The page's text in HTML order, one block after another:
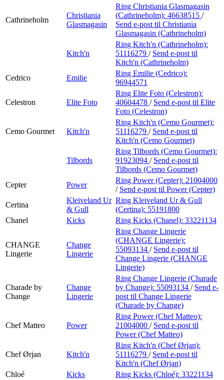
Cathrineholm
Christiania
Glasmagasin
Ring Christiania Glasmagasin
(Cathrineholm): 46638515 /
Send e-post til Christiania
Glasmagasin (Cathrineholm)
Kitch'n
Ring Kitch'n (Cathrineholm):
51116279 / Send e-post til
Kitch'n (Cathrineholm)
Cedrico
Emilie
Ring Emilie (Cedrico):
96944571
Celestron Elite Foto
Ring Elite Foto (Celestron):
40604478 / Send e-post til Elite
Foto (Celestron)
Cemo Gourmet Kitch'n
Ring Kitch'n (Cemo Gourmet):
51116279 / Send e-post til
Kitch'n (Cemo Gourmet)
Tilbords
Ring Tilbords (Cemo Gourmet):
91923094 / Send e-post til
Tilbords (Cemo Gourmet)
Cepter
Power
Ring Power (Cepter): 21004000
/ Send e-post til Power (Cepter)
Certina
Kleiveland Ur
& Gull
Ring Kleiveland Ur & Gull
(Certina): 55191800
Chanel
Kicks Ring Kicks (Chanel): 33221134
CHANGE
Lingerie
Change
Lingerie
Ring Change Lingerie
(CHANGE Lingerie):
55093134 / Send e-post til
Change Lingerie (CHANGE
Lingerie)
Charade by
Change
Change
Lingerie
Ring Change Lingerie (Charade
by Change): 55093134 / Send e-
post til Change Lingerie
(Charade by Change)
Chef Matteo Power
Ring Power (Chef Matteo):
21004000 / Send e-post til
Power (Chef Matteo)
Chef Ørjan Kitch'n
Ring Kitch'n (Chef Ørjan):
51116279 / Send e-post til
Kitch'n (Chef Ørjan)
Chloé
Kicks Ring Kicks (Chloé): 33221134